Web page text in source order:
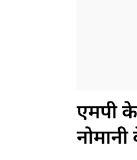
एमपी के